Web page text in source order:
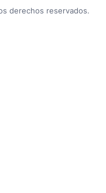
derechos reservados.